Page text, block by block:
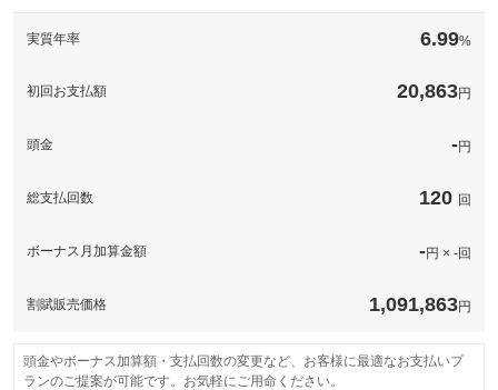
このパックの見積もり依頼（無料）
実質年率 6.99%
初回お支払額 20,863円
頭金 -円
総支払回数 120 回
ボーナス月加算金額 -円 × -回
割賦販売価格 1,091,863円
頭金やボーナス加算額・支払回数の変更など、お客様に最適なお支払いプ
ランのご提案が可能です。お気軽にご用命ください。